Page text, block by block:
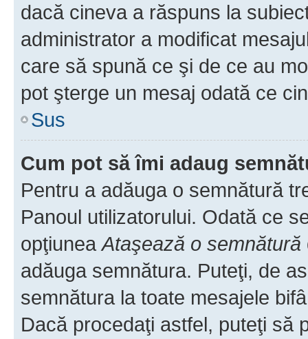
dacă cineva a răspuns la
administrator a modificat
care să spună ce şi de ce au
pot şterge un mesaj odată ce
Sus
Cum pot să îmi adaug
Pentru a adăuga o semnătură
Panoul utilizatorului. Odată ce
opţiuneaAtaşează o semnătură
adăuga semnătura. Puteţi, de
semnătura la toate mesajele
Dacă procedaţi astfel, puteţi să